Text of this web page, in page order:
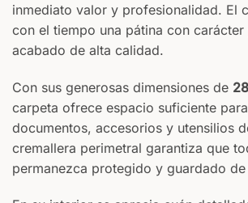
inmediato valor y profesionalidad. El
con el tiempo una pátina con carácter
acabado de alta calidad.
Con sus generosas dimensiones de
carpeta ofrece espacio suficiente
documentos, accesorios y utensilios
cremallera perimetral garantiza que
permanezca protegido y guardado